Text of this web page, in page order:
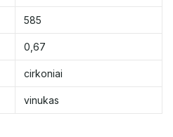
585
0,67
cirkoniai
vinukas